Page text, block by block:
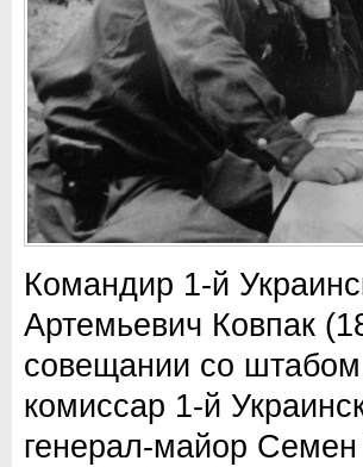
Командир 1-й
Артемьевич Ковпак
совещании со
комиссар 1-й
генерал-майор